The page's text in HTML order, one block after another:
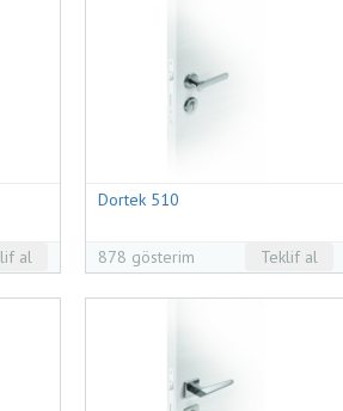
al
Dortek 510
878 gösterim Teklif al